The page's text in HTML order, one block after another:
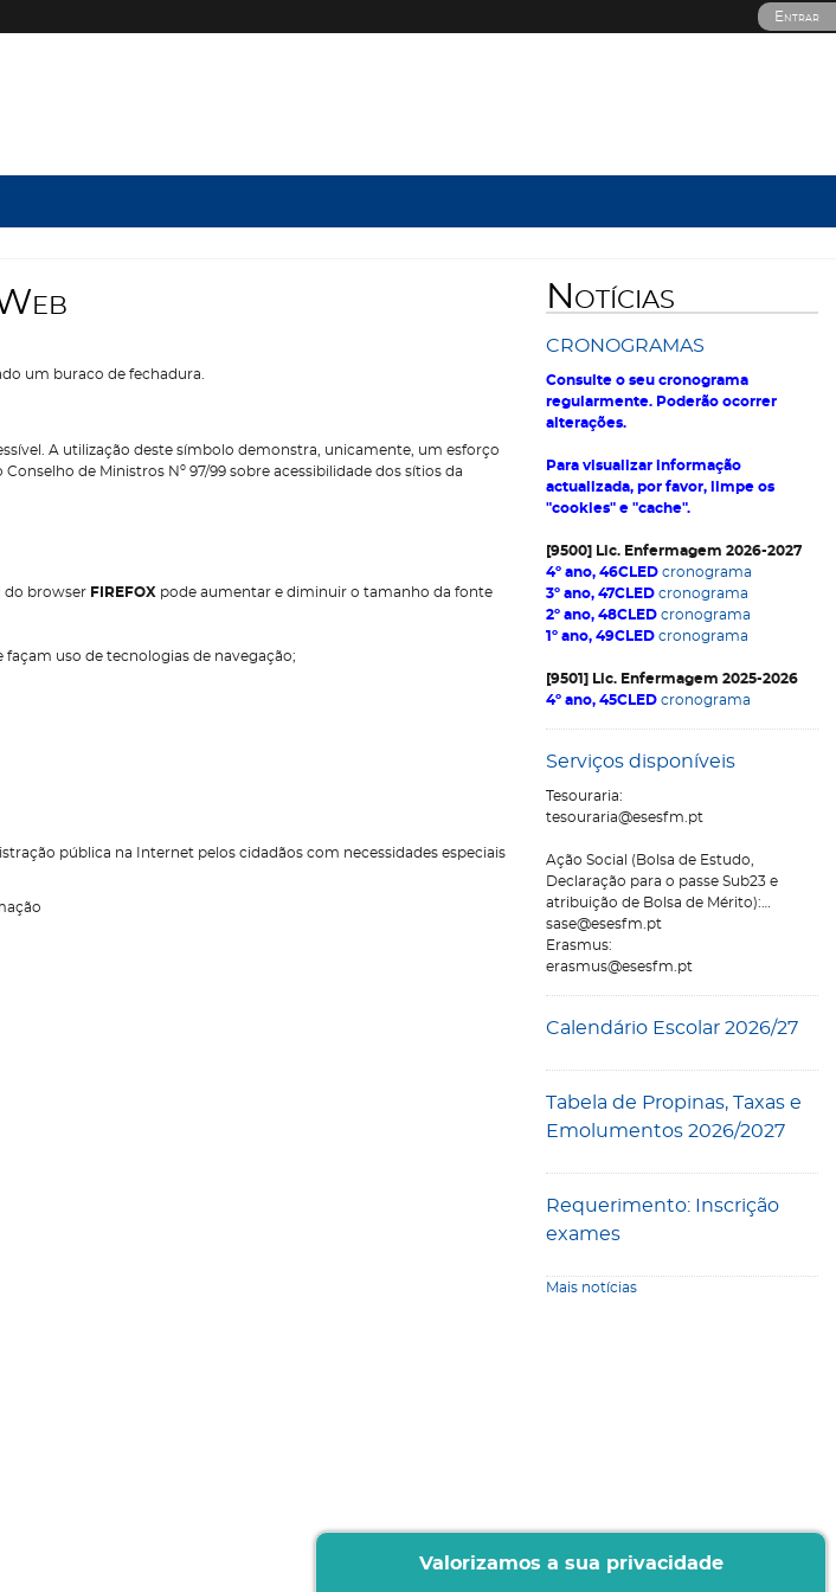
Entrar
Notícias
CRONOGRAMAS
Consulte o seu cronograma
regularmente. Poderão ocorrer
alterações.
Para visualizar informação
actualizada, por favor, limpe os
"cookies" e "cache".
[9500] Lic. Enfermagem 2026-2027
4º ano, 46CLED cronograma
3º ano, 47CLED cronograma
2º ano, 48CLED cronograma
1º ano, 49CLED cronograma
[9501] Lic. Enfermagem 2025-2026
4º ano, 45CLED cronograma
Serviços disponíveis
Tesouraria:
tesouraria@esesfm.pt
Ação Social (Bolsa de Estudo,
Declaração para o passe Sub23 e
atribuição de Bolsa de Mérito):
sase@esesfm.pt
Erasmus:
erasmus@esesfm.pt
Calendário Escolar 2026/27
Tabela de Propinas, Taxas e
Emolumentos 2026/2027
Requerimento: Inscrição
exames
Mais notícias
eb
um buraco de fechadura.
A utilização deste símbolo demonstra, unicamente, um esforço
de Ministros Nº 97/99 sobre acessibilidade dos sítios da
do browser FIREFOX pode aumentar e diminuir o tamanho da fonte
uso de tecnologias de navegação;
pública na Internet pelos cidadãos com necessidades especiais
Valorizamos a sua privacidade